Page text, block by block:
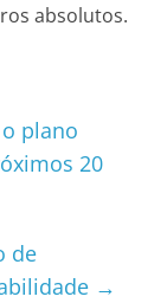
absolutos.
plano
20
de
→